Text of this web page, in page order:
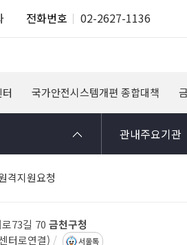
전화번호 02-2627-1136
국가안전시스템개편 종합대책
관내주요기관
격지원요청
73길 70 금천구청
터로연결) 서울톡